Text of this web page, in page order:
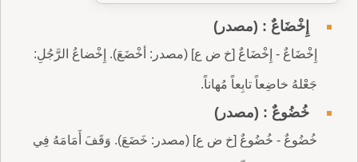
إِخْضَاعٌ : (مصدر)
إِخْضَاعٌ - إِخْضَاعٌ [خ ض ع] (مصدر: أخْضَعَ). إِخْضاعُ الرَّجُلِ:
جَعْلهُ خاضِعاً تابِعاً مُهاناً.
خُضُوعٌ : (مصدر)
خُضُوعٌ - خُضُوعٌ [خ ض ع] (مصدر: خَضَعَ). وَقَفَ أَمَامَهُ فِي